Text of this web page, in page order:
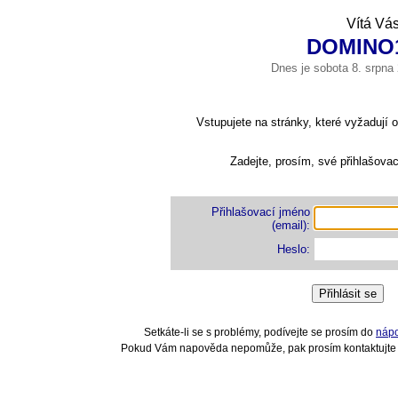
Vítá
Dnes je sobota 8.
Vstupujete na stránky, které vyžadují
Zadejte, prosím, své
Přihlašovací jméno
(email):
Heslo:
Setkáte-li se s problémy, podívejte se prosím do
Pokud Vám napověda nepomůže, pak prosím